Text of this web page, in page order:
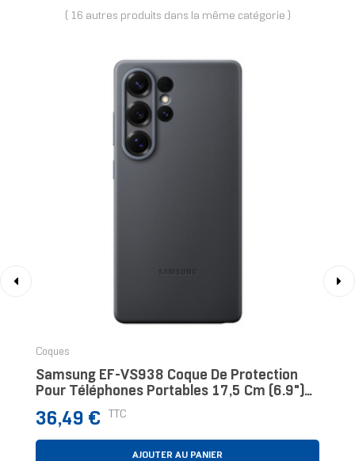
( 16 autres produits dans la même catégorie )
Coques
Samsung EF-VS938 Coque De Protection
Pour Téléphones Portables 17,5 Cm (6.9")
Housse Noir
Prix
36,49 € TTC
AJOUTER AU PANIER